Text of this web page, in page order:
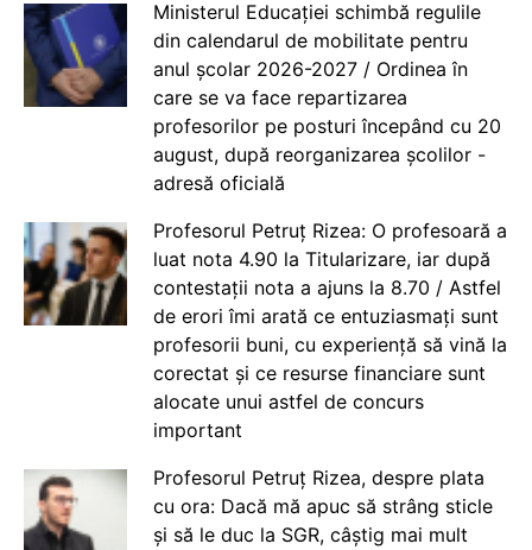
Ministerul Educației schimbă regulile
din calendarul de mobilitate pentru
anul școlar 2026-2027 / Ordinea în
care se va face repartizarea
profesorilor pe posturi începând cu 20
august, după reorganizarea școlilor -
adresă oficială
Profesorul Petruț Rizea: O profesoară a
luat nota 4.90 la Titularizare, iar după
contestații nota a ajuns la 8.70 / Astfel
de erori îmi arată ce entuziasmați sunt
profesorii buni, cu experiență să vină la
corectat și ce resurse financiare sunt
alocate unui astfel de concurs
important
Profesorul Petruț Rizea, despre plata
cu ora: Dacă mă apuc să strâng sticle
și să le duc la SGR, câștig mai mult